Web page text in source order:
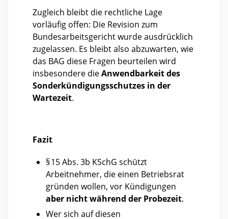
Zugleich bleibt die rechtliche Lage
vorläufig offen: Die Revision zum
Bundesarbeitsgericht wurde ausdrücklich
zugelassen. Es bleibt also abzuwarten, wie
das BAG diese Fragen beurteilen wird
insbesondere dieAnwendbarkeit des
Sonderkündigungsschutzes in der
Wartezeit.
Fazit
§ 15 Abs. 3b KSchG schützt
Arbeitnehmer, die einen Betriebsrat
gründen wollen, vor Kündigungen
aber nicht während der Probezeit.
Wer sich auf diesen